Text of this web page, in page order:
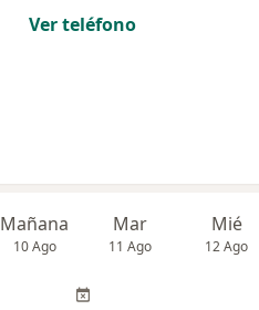
Ver teléfono
Mañana
10 Ago
Mar
11 Ago
Mié
12 Ago